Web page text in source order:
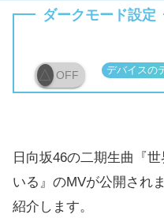
ダークモード設定
OFF
日向坂46の二期生曲『
いる』のMVが公開され
紹介します。